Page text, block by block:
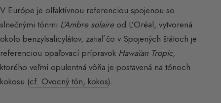
V Európe je olfaktívnou referenciou spojenou so
slnečnými tónmi L’Ambre solaireod L’Oréal, vytvorená
okolo benzylsalicylátov, zatiaľ čo v Spojených štátoch je
referenciou opaľovací prípravok Hawaïan Tropic,
ktorého veľmi opulentná vôňa je postavená na tónoch
kokosu (cf. Ovocný tón, kokos).